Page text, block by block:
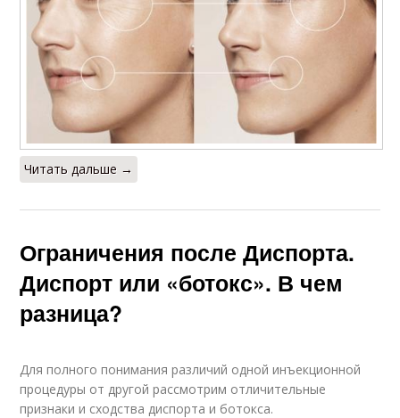
Читать дальше →
Ограничения после Диспорта.
Диспорт или «ботокс». В чем
разница?
Для полного понимания различий одной инъекционной
процедуры от другой рассмотрим отличительные
признаки и сходства диспорта и ботокса.